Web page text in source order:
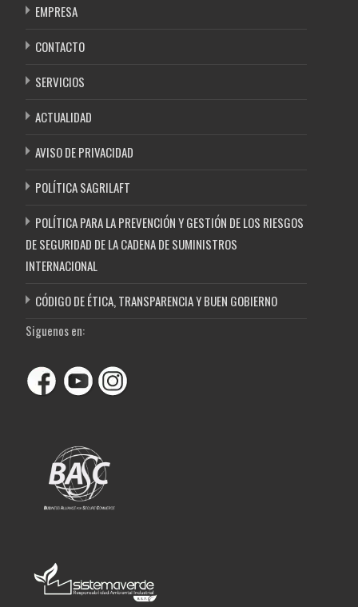
EMPRESA
CONTACTO
SERVICIOS
ACTUALIDAD
AVISO DE PRIVACIDAD
POLÍTICA SAGRILAFT
POLÍTICA PARA LA PREVENCIÓN Y GESTIÓN DE LOS RIESGOS
DE SEGURIDAD DE LA CADENA DE SUMINISTROS
INTERNACIONAL
CÓDIGO DE ÉTICA, TRANSPARENCIA Y BUEN GOBIERNO
Siguenos en: